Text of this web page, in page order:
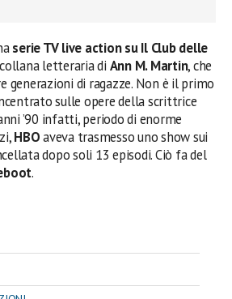
serie TV live action su Il Club delle
letteraria di Ann M. Martin, che
generazioni di ragazze. Non è il primo
sulle opere della scrittrice
’90 infatti, periodo di enorme
HBOaveva trasmesso uno showsui
dopo soli 13 episodi. Ciò fa del
.